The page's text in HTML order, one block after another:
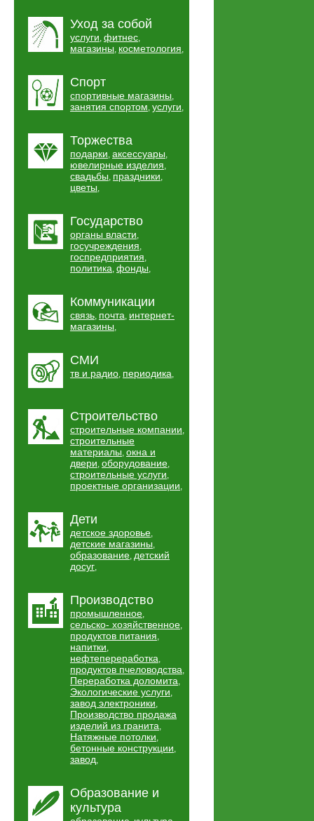
Уход за собой
услуги, фитнес,
магазины, косметология,
Спорт
спортивные магазины,
занятия спортом, услуги,
Торжества
подарки, аксессуары,
ювелирные изделия,
свадьбы, праздники,
цветы,
Государство
органы власти,
госучреждения,
госпредприятия,
политика, фонды,
Коммуникации
связь, почта, интернет-
магазины,
СМИ
тв и радио, периодика,
Строительство
строительные компании,
строительные
материалы, окна и
двери, оборудование,
строительные услуги,
проектные организации,
Дети
детское здоровье,
детские магазины,
образование, детский
досуг,
Производство
промышленное,
сельско- хозяйственное,
продуктов питания,
напитки,
нефтепереработка,
продуктов пчеловодства,
Переработка доломита,
Экологические услуги,
завод электроники,
Производство продажа
изделий из гранита,
Натяжные потолки,
бетонные конструкции,
завод,
Образование и
культура